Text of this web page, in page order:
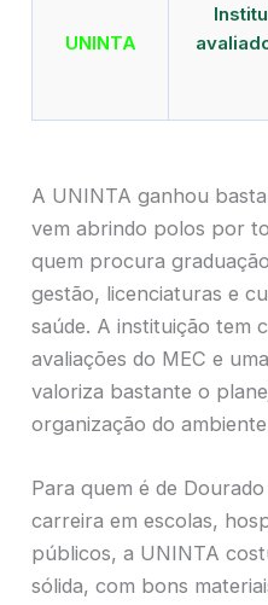
UNINTA
A UNINTA ganhou
vem abrindo polos por
quem procura
gestão, licenciaturas e
saúde. A instituição tem
avaliações do MEC e
valoriza bastante o
organização do
Para quem é de
carreira em escolas,
públicos, a UNINTA
sólida, com bons